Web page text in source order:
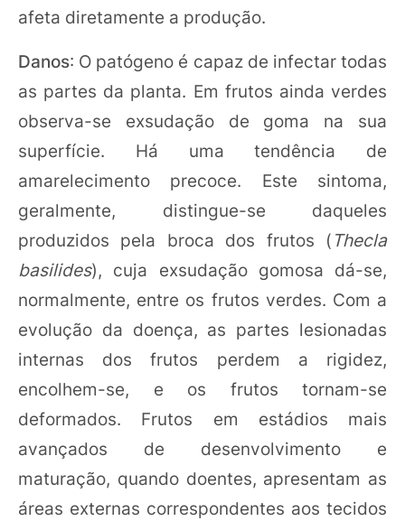
afeta diretamente a produção.
Danos: O patógeno é capaz de infectar todas
as partes da planta. Em frutos ainda verdes
observa-se exsudação de goma na sua
superfície. Há uma tendência de
amarelecimento precoce. Este sintoma,
geralmente, distingue-se daqueles
produzidos pela broca dos frutos ( Thecla
basilides), cuja exsudação gomosa dá-se,
normalmente, entre os frutos verdes. Com a
evolução da doença, as partes lesionadas
internas dos frutos perdem a rigidez,
encolhem-se, e os frutos tornam-se
deformados. Frutos em estádios mais
avançados de desenvolvimento e
maturação, quando doentes, apresentam as
áreas externas correspondentes aos tecidos